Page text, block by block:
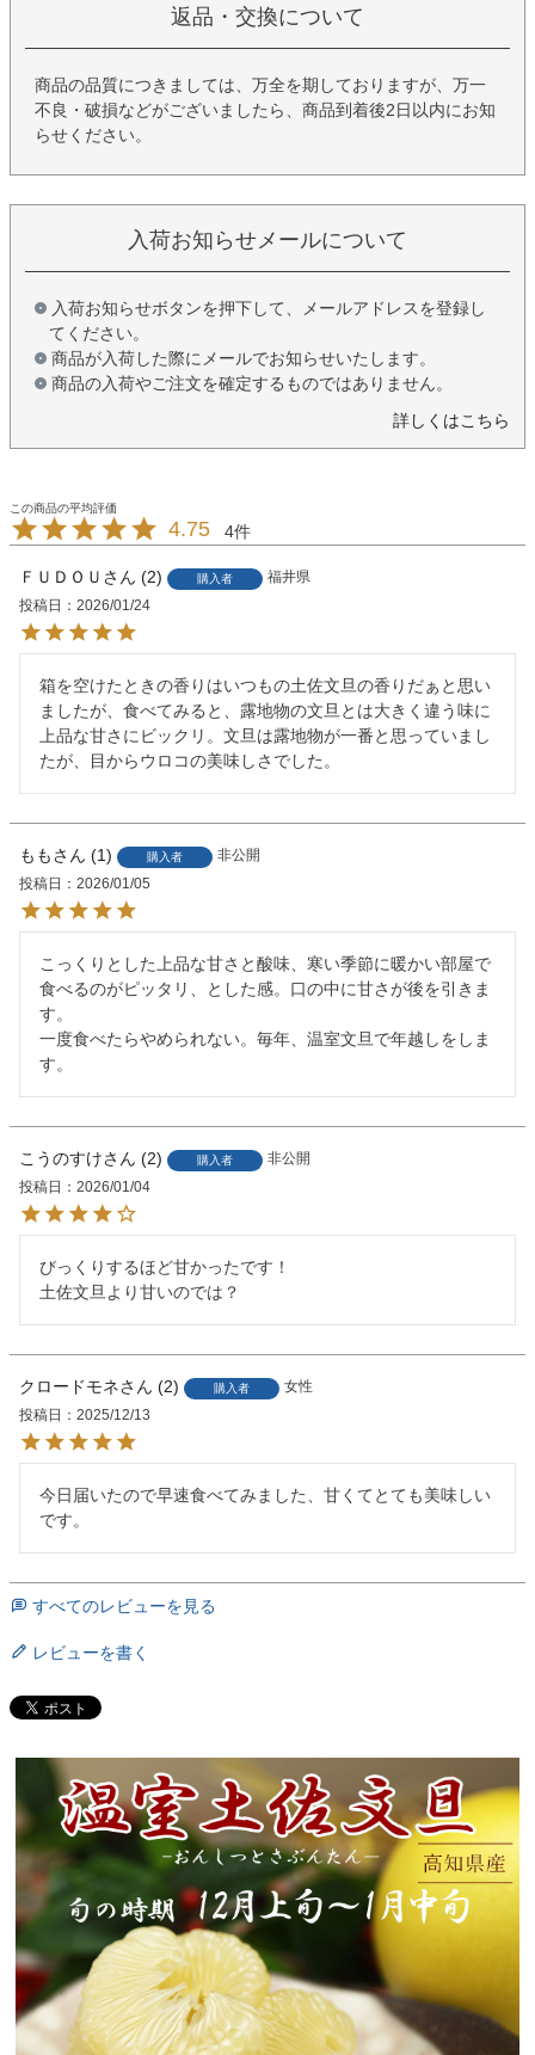
返品・交換について
商品の品質につきましては、万全を期しておりますが、万一
不良・破損などがございましたら、商品到着後2日以内にお知
らせください。
入荷お知らせメールについて
入荷お知らせボタンを押下して、メールアドレスを登録し
てください。
商品が入荷した際にメールでお知らせいたします。
商品の入荷やご注文を確定するものではありません。
詳しくはこちら
4.75 4
ＦＵＤＯＵ 2 購入者
福井県
投稿日
2026/01/24
箱を空けたときの香りはいつもの土佐文旦の香りだぁと思い
ましたが、食べてみると、露地物の文旦とは大きく違う味に
上品な甘さにビックリ。文旦は露地物が一番と思っていまし
たが、目からウロコの美味しさでした。
もも 1 購入者
非公開
投稿日
2026/01/05
こっくりとした上品な甘さと酸味、寒い季節に暖かい部屋で
食べるのがピッタリ、とした感。口の中に甘さが後を引きま
す。
一度食べたらやめられない。毎年、温室文旦で年越しをしま
こうのすけ 2 購入者
非公開
投稿日
2026/01/04
びっくりするほど甘かったです！
土佐文旦より甘いのでは？
クロードモネ 2 購入者
女性
投稿日
2025/12/13
今日届いたので早速食べてみました、甘くてとても美味しい
です。
すべてのレビューを見る
レビューを書く